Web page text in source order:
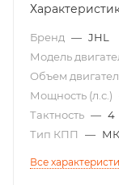
Бренд — JHL
Модель
Объем
Мощность (л.с.)
Тактность — 4
Тип КПП
—
Все